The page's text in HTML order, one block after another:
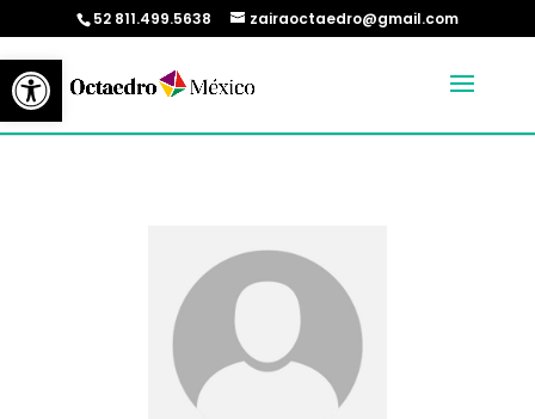
Abrir barra de herramientas
52 811.499.5638 zairaoctaedro@gmail.com